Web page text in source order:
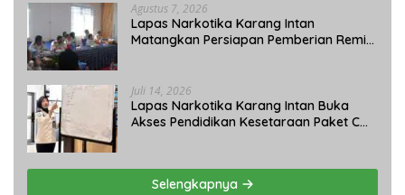
Agustus 7, 2026
Lapas Narkotika Karang Intan
Matangkan Persiapan Pemberian Remisi
Juli 14, 2026
Lapas Narkotika Karang Intan Buka
Akses Pendidikan Kesetaraan Paket C
Selengkapnya